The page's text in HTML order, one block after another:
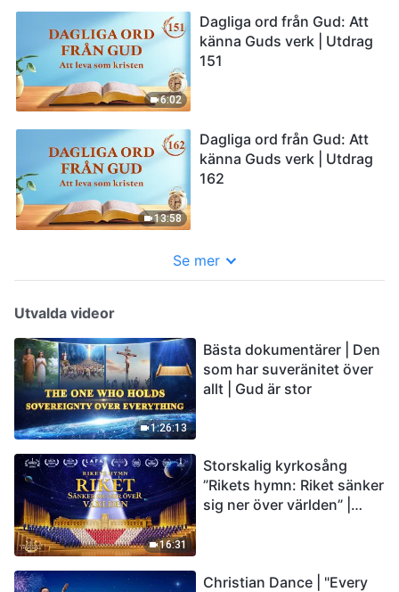
6:02
Dagliga ord från Gud: Att
känna Guds verk | Utdrag
151
13:58
Dagliga ord från Gud: Att
känna Guds verk | Utdrag
162
Se mer
Utvalda videor
1:26:13
Bästa dokumentärer | Den
som har suveränitet över
allt | Gud är stor
16:31
Storskalig kyrkosång
”Rikets hymn: Riket sänker
sig ner över världen” |
Christian Dance | "Every